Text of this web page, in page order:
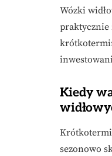
Wózki
praktycznie
Kiedy
sezonowo